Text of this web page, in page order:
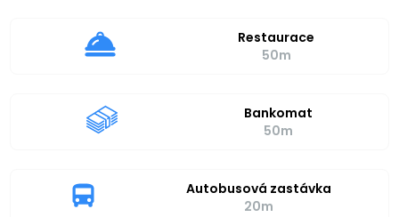
Restaurace
50m
Bankomat
50m
Autobusová zastávka
20m